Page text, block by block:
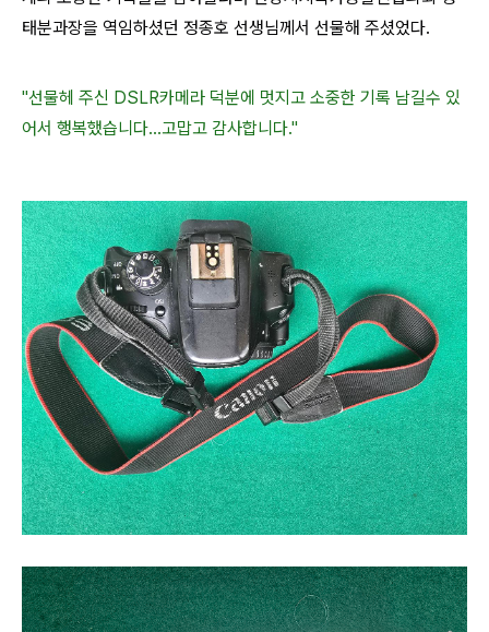
태분과장을 역임하셨던 정종호 선생님께서 선물해 주셨었다.
"선물헤 주신 DSLR카메라 덕분에 멋지고 소중한 기록 남길수 있
어서 행복했습니다...고맙고 감사합니다."